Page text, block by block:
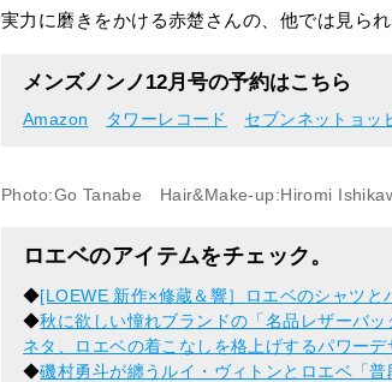
実力に磨きをかける赤楚さんの、他では見ら
メンズノンノ12月号の予約はこちら
Amazon タワーレコード セブンネットョッ
Photo:Go Tanabe Hair&Make-up:Hiromi
ロエベのアイテムをチェック。
◆[LOEWE 新作×修蔵＆響］ロエベのシャツ
◆秋に欲しい憧れブランドの「名品レザーバ
ネタ、ロエベの着こなしを格上げするパワーデ
◆磯村勇斗が纏うルイ・ヴィトンとロエベ「